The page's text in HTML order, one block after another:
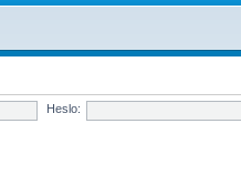
Heslo: